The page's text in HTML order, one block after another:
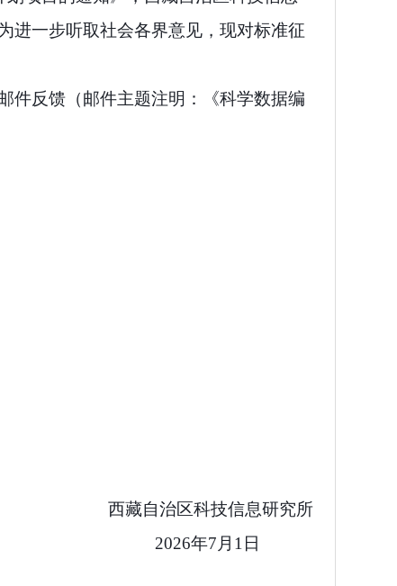
进一步听取社会各界意见，现对标准征
件反馈 （邮件主题注明：《科学数据编
西藏自治区科技信息研究所
2026年7 月 1 日